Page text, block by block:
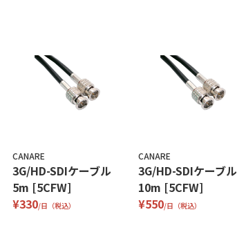
CANARE
3G/HD-SDIケーブル
5m [5CFW]
¥330/日（税込）
CANARE
3G/HD-SDIケーブル
10m [5CFW]
¥550/日（税込）